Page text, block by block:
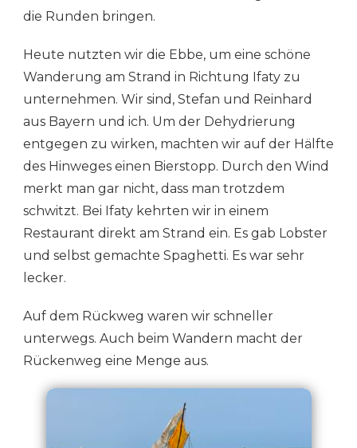
die Runden bringen.
Heute nutzten wir die Ebbe, um eine schöne
Wanderung am Strand in Richtung Ifaty zu
unternehmen. Wir sind, Stefan und Reinhard
aus Bayern und ich. Um der Dehydrierung
entgegen zu wirken, machten wir auf der Hälfte
des Hinweges einen Bierstopp. Durch den Wind
merkt man gar nicht, dass man trotzdem
schwitzt. Bei Ifaty kehrten wir in einem
Restaurant direkt am Strand ein. Es gab Lobster
und selbst gemachte Spaghetti. Es war sehr
lecker.
Auf dem Rückweg waren wir schneller
unterwegs. Auch beim Wandern macht der
Rückenweg eine Menge aus.